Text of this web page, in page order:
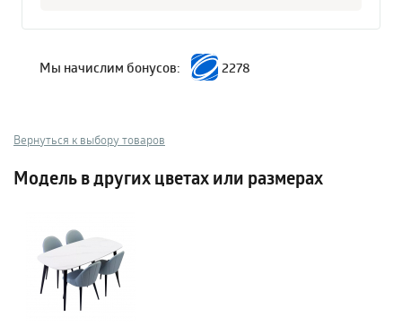
Мы начислим бонусов: 2278
Вернуться к выбору товаров
Модель в других цветах или размерах